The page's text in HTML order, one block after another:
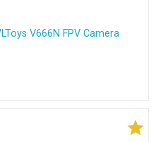
V666N FPV Camera
